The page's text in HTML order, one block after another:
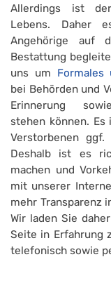
Allerdings ist
Lebens. Daher
Angehörige auf
Bestattung
uns um Formales
bei Behörden und
Erinnerung
stehen können. Es
Verstorbenen
Deshalb ist es
machen und
mit unserer
mehr Transparenz
Wir laden Sie
Seite in Erfahrung
telefonisch sowie